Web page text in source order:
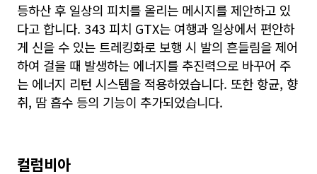
등하산 후 일상의 피치를 올리는 메시지를 제안하고 있
다고 합니다. 343 피치 GTX는 여행과 일상에서 편안하
게 신을 수 있는 트레킹화로 보행 시 발의 흔들림을 제어
하여 걸을 때 발생하는 에너지를 추진력으로 바꾸어 주
는 에너지 리턴 시스템을 적용하였습니다. 또한 항균, 향
취, 땀 흡수 등의 기능이 추가되었습니다.
컬럼비아